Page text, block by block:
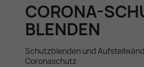
CORONA-
BLENDEN
Schutzblenden und
Coronaschutz